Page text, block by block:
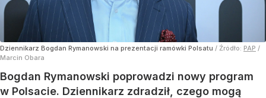
Dziennikarz Bogdan Rymanowski na prezentacji ramówki Polsatu / Źródło: PAP /
Marcin Obara
Bogdan Rymanowski poprowadzi nowy program
w Polsacie. Dziennikarz zdradził, czego mogą